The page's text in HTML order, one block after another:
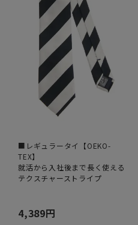
■レギュラータイ【OEKO-
TEX】
就活から入社後まで長く使える
テクスチャーストライプ
4,389円